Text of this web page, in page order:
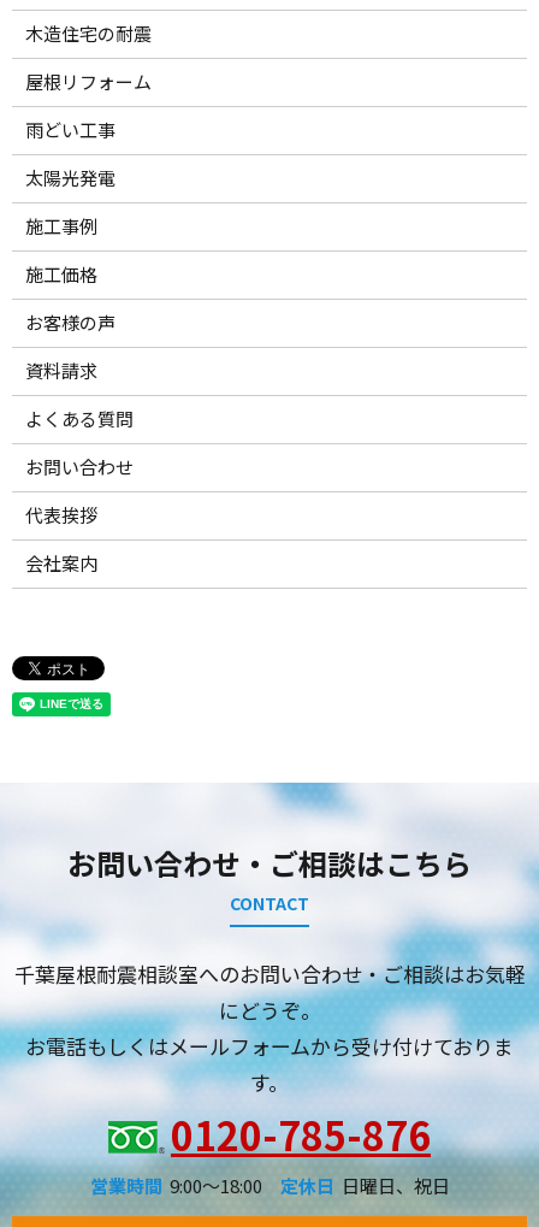
木造住宅の耐震
屋根リフォーム
雨どい工事
太陽光発電
施工事例
施工価格
お客様の声
資料請求
よくある質問
お問い合わせ
代表挨拶
会社案内
お問い合わせ・ご相談はこちら
CONTACT
千葉屋根耐震相談室へのお問い合わせ・ご相談はお気軽
にどうぞ。
お電話もしくはメールフォームから受け付けておりま
す。
0120-785-876
営業時間 9:00～18:00 定休日 日曜日、祝日